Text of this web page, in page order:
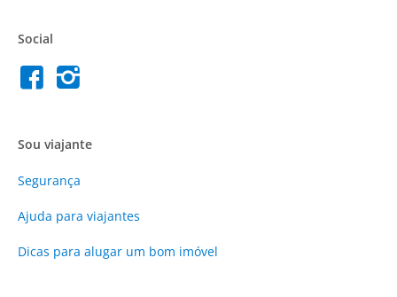
Social
Sou viajante
Segurança
Ajuda para viajantes
Dicas para alugar um bom imóvel